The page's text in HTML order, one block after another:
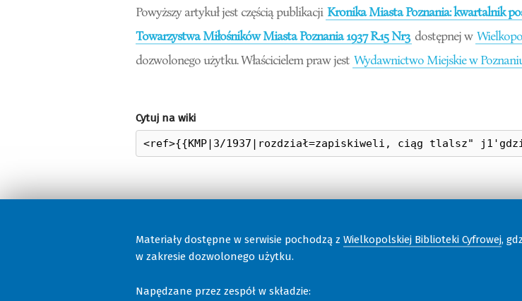
Powyższy artykuł jest częścią publikacji Kronika Miasta Poznania: kwartalnik
Towarzystwa Miłośników Miasta Poznania 1937 R.15 Nr3 dostępnej w
dozwolonego użytku. Właścicielem praw jest Wydawnictwo Miejskie w
Cytuj na wiki
Materiały dostępne w serwisie pochodzą z Wielkopolskiej Biblioteki Cyfrowej,
w zakresie dozwolonego użytku.
Napędzane przez zespół w składzie: